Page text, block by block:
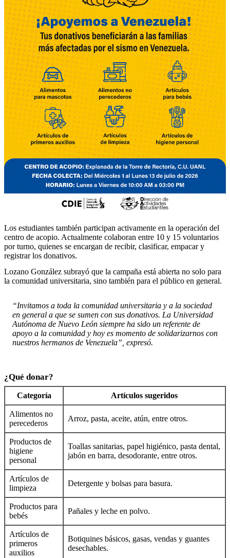
Los estudiantes también participan activamente en la operación del
centro de acopio. Actualmente colaboran entre 10 y 15 voluntarios
por turno, quienes se encargan de recibir, clasificar, empacar y
registrar los donativos.
Lozano González subrayó que la campaña está abierta no solo para
la comunidad universitaria, sino también para el público en general.
“Invitamos a toda la comunidad universitaria y a la sociedad
en general a que se sumen con sus donativos. La Universidad
Autónoma de Nuevo León siempre ha sido un referente de
apoyo a la comunidad y hoy es momento de solidarizarnos con
nuestros hermanos de Venezuela”, expresó.
¿Qué donar?
Categoría Artículos sugeridos
Alimentos no
perecederos
Arroz, pasta, aceite, atún, entre otros.
Productos de
higiene
personal
Toallas sanitarias, papel higiénico, pasta dental,
jabón en barra, desodorante, entre otros.
Artículos de
limpieza
Detergente y bolsas para basura.
Productos para
bebés
Pañales y leche en polvo.
Artículos de
primeros
auxilios
Botiquines básicos, gasas, vendas y guantes
desechables.